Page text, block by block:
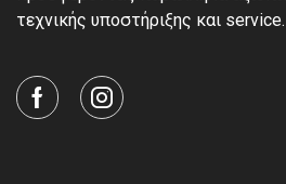
τεχνικής υποστήριξης και service.